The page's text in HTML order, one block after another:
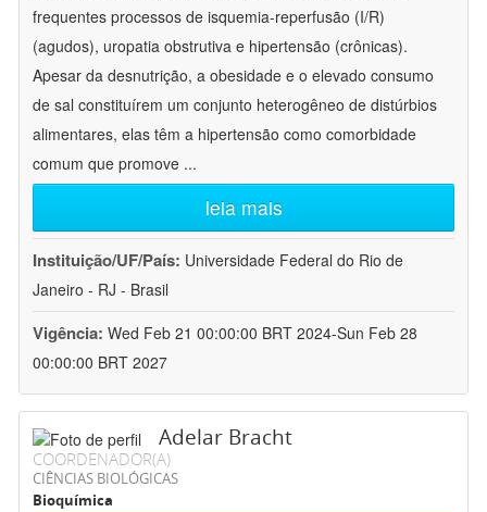
frequentes processos de isquemia-reperfusão (I/R)
(agudos), uropatia obstrutiva e hipertensão (crônicas).
Apesar da desnutrição, a obesidade e o elevado consumo
de sal constituírem um conjunto heterogêneo de distúrbios
alimentares, elas têm a hipertensão como comorbidade
comum que promove ...
leia mais
Instituição/UF/País: Universidade Federal do Rio de
Janeiro - RJ - Brasil
Vigência: Wed Feb 21 00:00:00 BRT 2024-Sun Feb 28
00:00:00 BRT 2027
Adelar Bracht
COORDENADOR(A)
CIÊNCIAS BIOLÓGICAS
Bioquímica